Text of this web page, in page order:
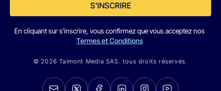
S'INSCRIRE
En cliquant sur s'inscrire, vous confirmez que vous acceptez nos
Termes et Conditions
© 2026 Talmont Media SAS. tous droits réservés.